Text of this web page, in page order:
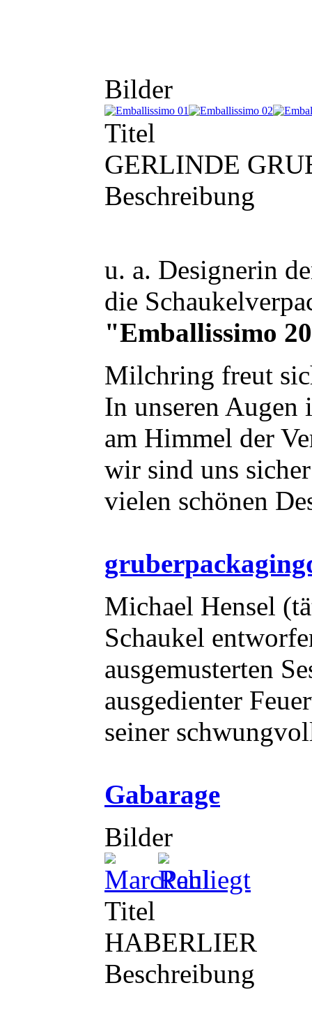
Bilder
Titel
GERLINDE
Beschreibung
u. a. Designerin
die
"Emballissimo
Milchring freut
In unseren Augen
am Himmel der
wir sind uns
vielen schönen
Michael Hensel
Schaukel
ausgemusterten
ausgedienter
seiner
Gabarage
Bilder
Titel
HABERLIER
Beschreibung